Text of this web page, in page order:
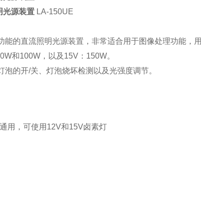
光源装置LA-150UE
的直流照明光源装置，非常适合用于图像处理功能，用
和100W，以及15V：150W。
的开/关、灯泡烧坏检测以及光强度调节。
用，可使用12V和15V卤素灯